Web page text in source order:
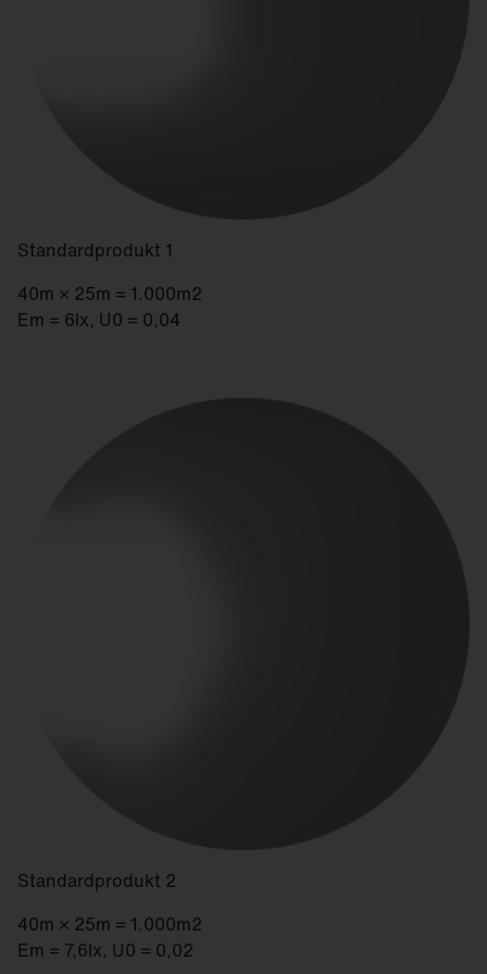
Standardprodukt 1
40m × 25m = 1.000m2
Em = 6lx, U0 = 0,04
Standardprodukt 2
40m × 25m = 1.000m2
Em = 7,6lx, U0 = 0,02